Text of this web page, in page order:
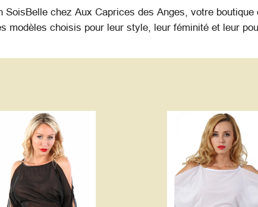
SoisBelle chez Aux Caprices des Anges, votre
modèles choisis pour leur style, leur féminité et leur